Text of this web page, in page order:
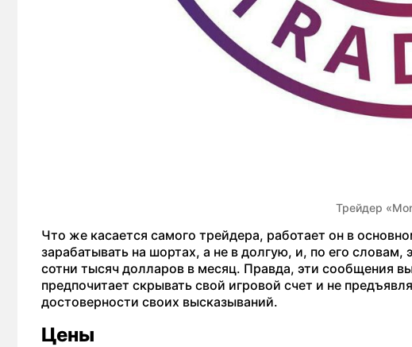
Трейдер
Что же касается самого трейдера, работает он в
зарабатывать на шортах, а не в долгую, и, по его словам,
сотни тысяч долларов в месяц. Правда, эти сообщения
предпочитает скрывать свой игровой счет и не
достоверности своих высказываний.
Цены